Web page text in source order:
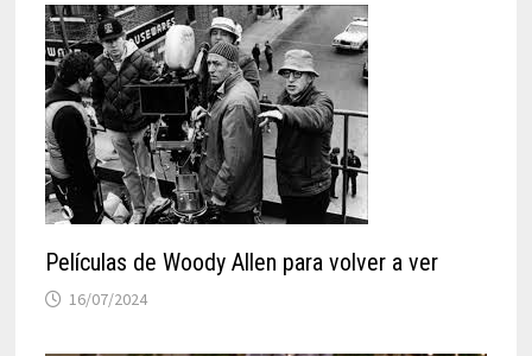
Películas de Woody Allen para volver a ver
16/07/2024